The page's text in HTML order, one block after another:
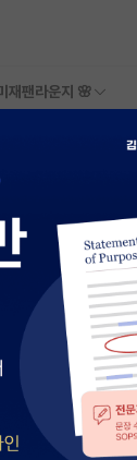
재팬라운지 🌸